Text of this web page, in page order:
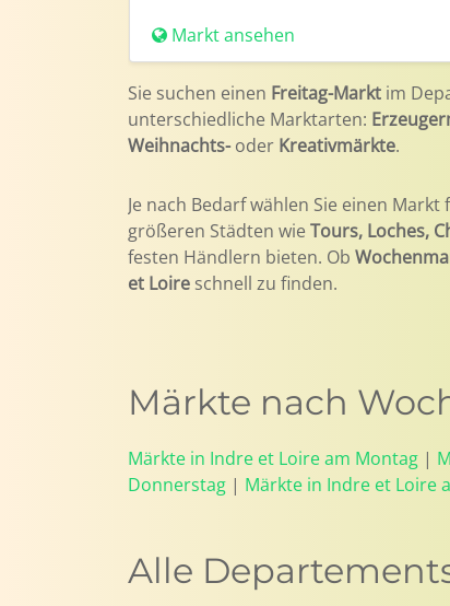
Markt ansehen
Sie suchen einen Freitag-Markt im
unterschiedliche Marktarten:
Weihnachts-oder Kreativmärkte.
Je nach Bedarf wählen Sie einen
größeren Städten wie Tours, Loches,
festen Händlern bieten. Ob
et Loire schnell zu finden.
Märkte nach
Märkte in Indre et Loire am Montag |
Donnerstag | Märkte in Indre et Loire
Alle